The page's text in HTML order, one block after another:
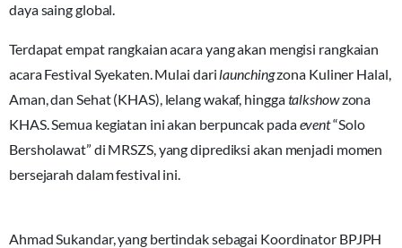
daya saing global.
Terdapat empat rangkaian acara yang akan mengisi rangkaian
acara Festival Syekaten. Mulai dari launchingzona Kuliner Halal,
Aman, dan Sehat (KHAS), lelang wakaf, hinggatalkshowzona
KHAS. Semua kegiatan ini akan berpuncak padaevent“Solo
Bersholawat” di MRSZS, yang diprediksi akan menjadi momen
bersejarah dalam festival ini.
Ahmad Sukandar, yang bertindak sebagai Koordinator BPJPH